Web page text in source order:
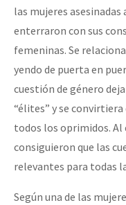
las mujeres asesinadas
enterraron con sus
femeninas. Se
yendo de puerta en
cuestión de género
“élites” y se
todos los oprimidos.
consiguieron que las
relevantes para todas
Según una de las